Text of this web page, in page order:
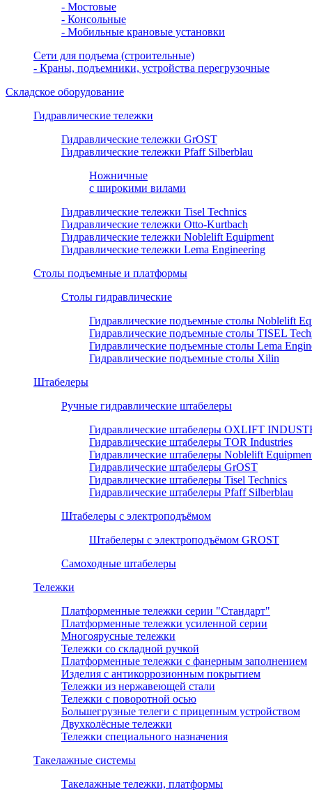
- Мостовые
- Консольные
- Мобильные крановые установки
Сети для подъема (строительные)
- Краны, подъемники, устройства перегрузочные
Складское оборудование
Гидравлические тележки
Гидравлические тележки GrOST
Гидравлические тележки Pfaff Silberblau
Ножничные
с широкими вилами
Гидравлические тележки Tisel Technics
Гидравлические тележки Otto-Kurtbach
Гидравлические тележки Noblelift Equipment
Гидравлические тележки Lema Engineering
Столы подъемные и платформы
Столы гидравлические
Гидравлические подъемные столы Noblelift
Гидравлические подъемные столы TISEL
Гидравлические подъемные столы Lema
Гидравлические подъемные столы Xilin
Штабелеры
Ручные гидравлические штабелеры
Гидравлические штабелеры OXLIFT
Гидравлические штабелеры TOR Industries
Гидравлические штабелеры Noblelift
Гидравлические штабелеры GrOST
Гидравлические штабелеры Tisel Technics
Гидравлические штабелеры Pfaff Silberblau
Штабелеры с электроподъёмом
Штабелеры с электроподъёмом GROST
Самоходные штабелеры
Тележки
Платформенные тележки серии "Стандарт"
Платформенные тележки усиленной серии
Многоярусные тележки
Тележки со складной ручкой
Платформенные тележки с фанерным заполнением
Изделия с антикоррозионным покрытием
Тележки из нержавеющей стали
Тележки с поворотной осью
Большегрузные телеги с прицепным устройством
Двухколёсные тележки
Тележки специального назначения
Такелажные системы
Такелажные тележки, платформы